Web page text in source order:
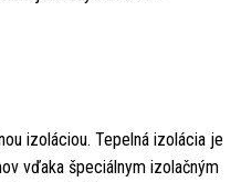
izoláciou. Tepelná izolácia je
vďaka špeciálnym izolačným